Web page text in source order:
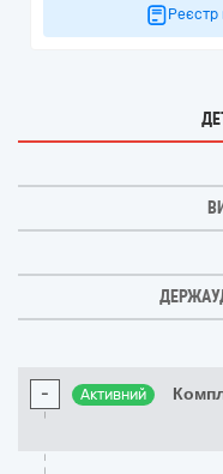
Реєстр
- Активний